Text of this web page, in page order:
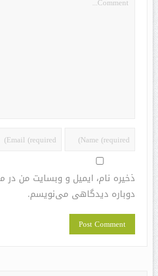
ذخیره نام، ایمیل و وبسایت من در
دوباره دیدگاهی می‌نویسم.